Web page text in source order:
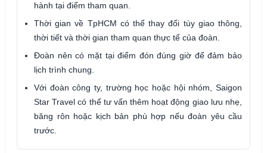
hành tại điểm tham quan.
Thời gian về TpHCM có thể thay đổi tùy giao thông,
thời tiết và thời gian tham quan thực tế của đoàn.
Đoàn nên có mặt tại điểm đón đúng giờ để đảm bảo
lịch trình chung.
Với đoàn công ty, trường học hoặc hội nhóm, Saigon
Star Travel có thể tư vấn thêm hoạt động giao lưu nhẹ,
băng rôn hoặc kịch bản phù hợp nếu đoàn yêu cầu
trước.